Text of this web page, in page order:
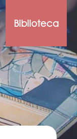
Biblioteca